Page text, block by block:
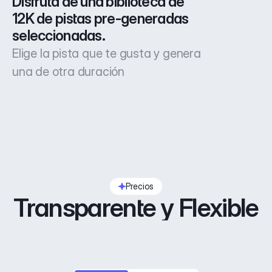
12K de pistas pre-generadas
seleccionadas.
Elige la pista que te gusta y genera
una de otra duración
Precios
Transparente y Flexible